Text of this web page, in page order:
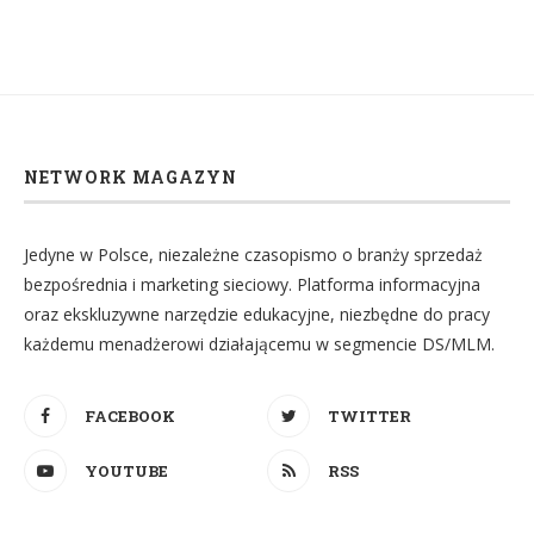
NETWORK MAGAZYN
Jedyne w Polsce, niezależne czasopismo o branży sprzedaż
bezpośrednia i marketing sieciowy. Platforma informacyjna
oraz ekskluzywne narzędzie edukacyjne, niezbędne do pracy
każdemu menadżerowi działającemu w segmencie DS/MLM.
FACEBOOK TWITTER
YOUTUBE RSS